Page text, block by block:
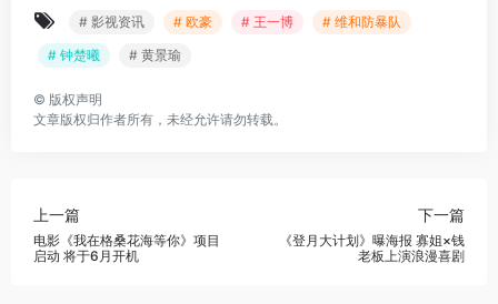
# 影视资讯 # 欧豪 # 王一博
# 维和防暴队
# 钟楚曦
# 黄景瑜
© 版权声明
文章版权归作者所有，未经允许请勿转载。
上一篇
电影《我在格桑花海等你》项目
启动 将于6月开机
下一篇
《登月大计划》曝海报 寡姐×钱
老板上演浪漫喜剧